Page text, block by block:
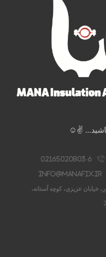
باشید... ✌️☺️
02165020803-6
info@manafix.ir
خیابان 17 شهریور، خیابان عزیزی، کوچه آستانه،